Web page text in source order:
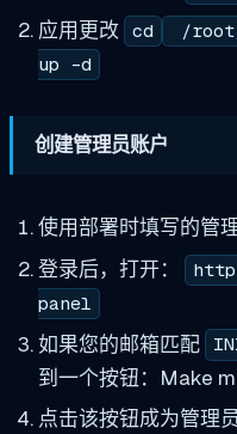
应用更改 cd
/
up -d
创建管理员账户
使用部署时填写的管
登录后，打开：
panel
如果您的邮箱匹配
到一个按钮：Make
点击该按钮成为管理员